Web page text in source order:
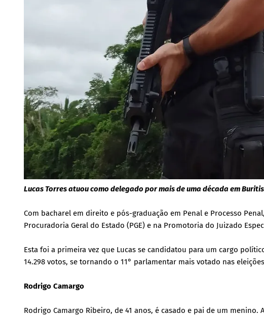
Lucas Torres atuou como delegado por mais de uma década em
Com bacharel em direito e pós-graduação em Penal e Processo
Procuradoria Geral do Estado (PGE) e na Promotoria do Juizado
Esta foi a primeira vez que Lucas se candidatou para um cargo
14.298 votos, se tornando o 11° parlamentar mais votado nas
Rodrigo Camargo
Rodrigo Camargo Ribeiro, de 41 anos, é casado e pai de um